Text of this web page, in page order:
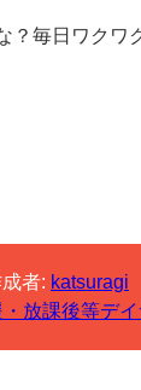
？毎日ワクワ
者: katsuragi
放課後等デ